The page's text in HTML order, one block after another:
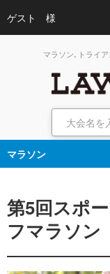
ゲスト 様
マラソン､トライ
マラソン
第5回スポ
フマラソン